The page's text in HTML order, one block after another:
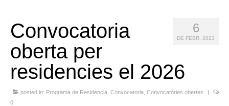
Programa de Residència
CRUCERO
Queda’t amb nosaltres
Arxiu
6
DE FEBR. 2023
Convocatoria
oberta per
residencies el 2026
posted in: Programa de Residència Convocatoria Convocatòries obertes
|
0